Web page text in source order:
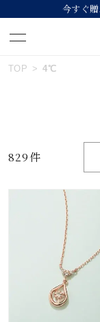
今すぐ
#くまのプーさん
カテゴリー
TOP 4℃
829件
おすすめ順
価格が高い
新着順
お気に入り